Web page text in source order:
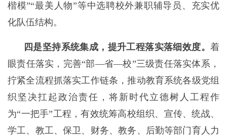
楷模”“最美人物”等中选聘校外兼职辅导员、充实优
化队伍结构。
四是坚持系统集成，提升工程落实落细效度。 着
眼责任落实，完善“部—省—校”三级责任落实体系，
拧紧全流程抓落实工作链条，推动教育系统各级党组
织坚决扛起政治责任，将新时代立德树人工程作
为“一把手”工程，有效统筹高校组织、宣传、统战、
学工、教工、保卫、财务、教务、后勤等部门育人力